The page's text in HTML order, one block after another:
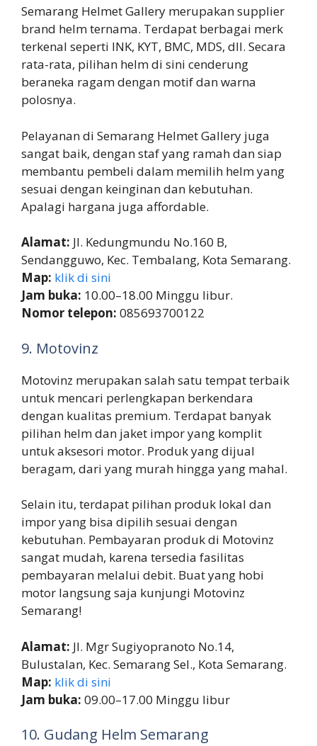
Semarang Helmet Gallery merupakan supplier
brand helm ternama. Terdapat berbagai merk
terkenal seperti INK, KYT, BMC, MDS, dll. Secara
rata-rata, pilihan helm di sini cenderung
beraneka ragam dengan motif dan warna
polosnya.
Pelayanan di Semarang Helmet Gallery juga
sangat baik, dengan staf yang ramah dan siap
membantu pembeli dalam memilih helm yang
sesuai dengan keinginan dan kebutuhan.
Apalagi hargana juga affordable.
Alamat: Jl. Kedungmundu No.160 B,
Sendangguwo, Kec. Tembalang, Kota Semarang.
Map: klik di sini
Jam buka: 10.00–18.00 Minggu libur.
Nomor telepon: 085693700122
9. Motovinz
Motovinz merupakan salah satu tempat terbaik
untuk mencari perlengkapan berkendara
dengan kualitas premium. Terdapat banyak
pilihan helm dan jaket impor yang komplit
untuk aksesori motor. Produk yang dijual
beragam, dari yang murah hingga yang mahal.
Selain itu, terdapat pilihan produk lokal dan
impor yang bisa dipilih sesuai dengan
kebutuhan. Pembayaran produk di Motovinz
sangat mudah, karena tersedia fasilitas
pembayaran melalui debit. Buat yang hobi
motor langsung saja kunjungi Motovinz
Semarang!
Alamat: Jl. Mgr Sugiyopranoto No.14,
Bulustalan, Kec. Semarang Sel., Kota Semarang.
Map: klik di sini
Jam buka: 09.00–17.00 Minggu libur
10. Gudang Helm Semarang